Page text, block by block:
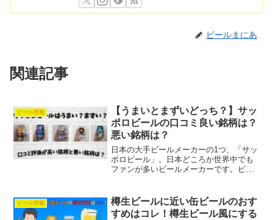
ビールまにあ
関連記事
ビール情報
【うまいとまずいどっち？】サッ
ポロビールの口コミ良い銘柄は？
悪い銘柄は？
日本の大手ビールメーカーの1つ、「サッ
ポロビール」。日本どころか世界中でも
ファンが多いビールメーカーです。ビー
ポロどころか日本の定番ビールの1つです
ね！サッポロビール ...
ビール情報
樽生ビールに近い缶ビールのおす
すめはコレ！樽生ビール風にする